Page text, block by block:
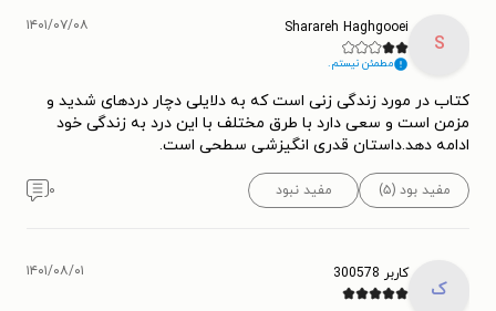
S
Sharareh Haghgooei
مطمئن نیستم.
۱۴۰۱/۰۷/۰۸
کتاب در مورد زندگی زنی است که به دلایلی دچار دردهای شدید و
مزمن است و سعی دارد با طرق مختلف با این درد به زندگی خود
ادامه دهد.داستان قدری انگیزشی سطحی است.
مفید بود (۵) مفید نبود ۰
ک
کاربر 300578 ۱۴۰۱/۰۸/۰۱